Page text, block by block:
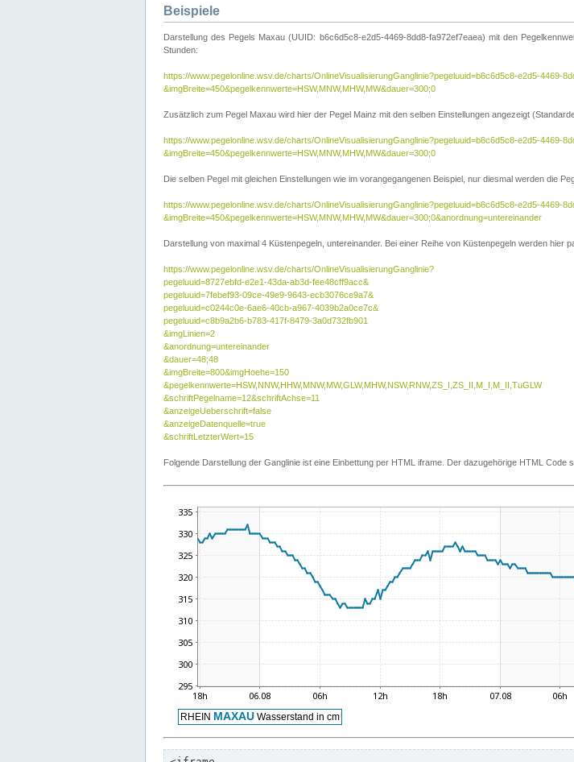
Beispiele
Darstellung des Pegels Maxau (UUID: b6c6d5c8-e2d5-4469-8dd8-fa972ef7eaea) mit den
Stunden:
https://www.pegelonline.wsv.de/charts/OnlineVisualisierungGanglinie?pegeluuid=b6c6d5c8-e2d5-4469-
&imgBreite=450&pegelkennwerte=HSW,MNW,MHW,MW&dauer=300;0
Zusätzlich zum Pegel Maxau wird hier der Pegel Mainz mit den selben Einstellungen angezeigt
https://www.pegelonline.wsv.de/charts/OnlineVisualisierungGanglinie?pegeluuid=b6c6d5c8-e2d5-4469-
&imgBreite=450&pegelkennwerte=HSW,MNW,MHW,MW&dauer=300;0
Die selben Pegel mit gleichen Einstellungen wie im vorangegangenen Beispiel, nur diesmal werden die
https://www.pegelonline.wsv.de/charts/OnlineVisualisierungGanglinie?pegeluuid=b6c6d5c8-e2d5-4469-
&imgBreite=450&pegelkennwerte=HSW,MNW,MHW,MW&dauer=300;0&anordnung=untereinander
Darstellung von maximal 4 Küstenpegeln, untereinander. Bei einer Reihe von Küstenpegeln werden hier
https://www.pegelonline.wsv.de/charts/OnlineVisualisierungGanglinie?
pegeluuid=8727ebfd-e2e1-43da-ab3d-fee48cff9acc&
pegeluuid=7febef93-09ce-49e9-9643-ecb3076ce9a7&
pegeluuid=c0244c0e-6ae6-40cb-a967-4039b2a0ce7c&
pegeluuid=c8b9a2b6-b783-417f-8479-3a0d732fb901
&imgLinien=2
&anordnung=untereinander
&dauer=48;48
&imgBreite=800&imgHoehe=150
&pegelkennwerte=HSW,NNW,HHW,MNW,MW,GLW,MHW,NSW,RNW,ZS_I,ZS_II,M_I,M_II,TuGLW
&schriftPegelname=12&schriftAchse=11
&anzeigeUeberschrift=false
&anzeigeDatenquelle=true
&schriftLetzterWert=15
Folgende Darstellung der Ganglinie ist eine Einbettung per HTML iframe. Der dazugehörige HTML Code